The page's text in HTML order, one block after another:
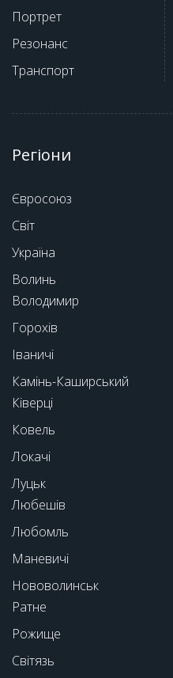
Портрет
Резонанс
Транспорт
Регіони
Євросоюз
Світ
Україна
Волинь
Володимир
Горохів
Іваничі
Камінь-Каширський
Ківерці
Ковель
Локачі
Луцьк
Любешів
Любомль
Маневичі
Нововолинськ
Ратне
Рожище
Світязь